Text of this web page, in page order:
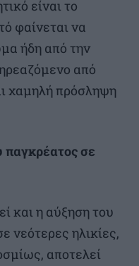
είναι το
φαίνεται να
ήδη από την
από
χαμηλή πρόσληψη
παγκρέατος σε
και η αύξηση του
νεότερες ηλικίες,
αποτελεί